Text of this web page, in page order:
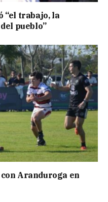
“el trabajo, la
pueblo”
Aranduroga en